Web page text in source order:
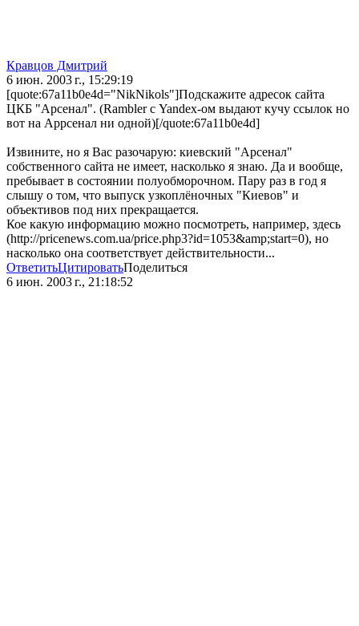
Кравцов Дмитрий
6 июн. 2003 г., 15:29:19
[quote:67a11b0e4d="NikNikols"]Подскажите адресок сайта
ЦКБ "Арсенал". (Rambler с Yandex-ом выдают кучу ссылок но
вот на Аррсенал ни одной)[/quote:67a11b0e4d]
Извините, но я Вас разочарую: киевский "Арсенал"
собственного сайта не имеет, насколько я знаю. Да и вообще,
пребывает в состоянии полуобморочном. Пару раз в год я
слышу о том, что выпуск узкоплёночных "Киевов" и
объективов под них прекращается.
Кое какую информацию можно посмотреть, например, здесь
(http://pricenews.com.ua/price.php3?id=1053&amp;start=0), но
насколько она соответствует действительности...
ОтветитьЦитироватьПоделиться
6 июн. 2003 г., 21:18:52